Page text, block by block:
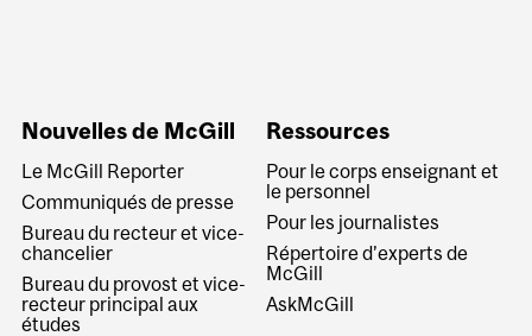
Nouvelles de McGill
Le McGill Reporter
Communiqués de presse
Bureau du recteur et vice-
chancelier
Bureau du provost et vice-
recteur principal aux
études
Ressources
Pour le corps enseignant et
le personnel
Pour les journalistes
Répertoire d’experts de
McGill
AskMcGill